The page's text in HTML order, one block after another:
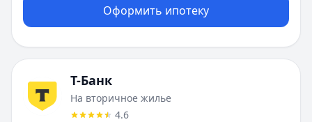
Оформить ипотеку
Т-Банк
На вторичное жилье
4.6